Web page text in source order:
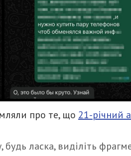
про те, що 21-річний
ласка, виділіть